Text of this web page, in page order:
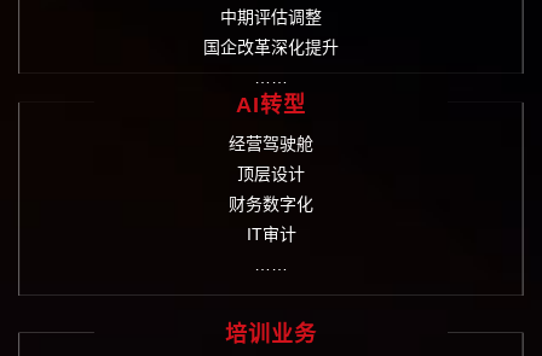
中期评估调整
国企改革深化提升
……
AI转型
经营驾驶舱
顶层设计
财务数字化
IT审计
……
培训业务